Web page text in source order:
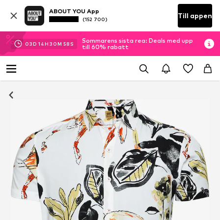
ABOUT YOU App
(152 700) Till appen
03D 14H 30M 56 S
Sommarens sista rea: Deals med upp
till 60% rabatt